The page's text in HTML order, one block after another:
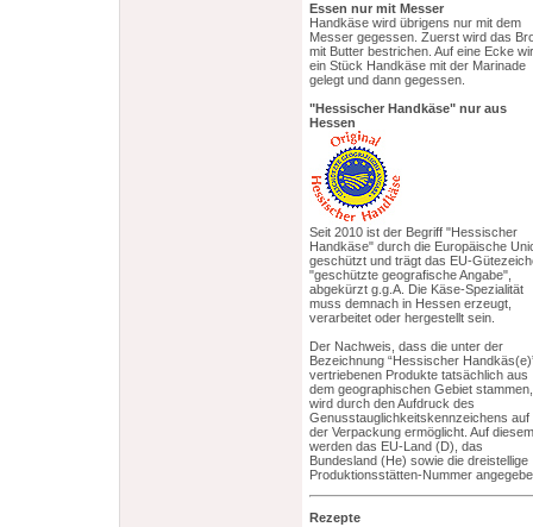
Essen nur mit Messer
Handkäse wird übrigens nur mit dem
Messer gegessen. Zuerst wird das
mit Butter bestrichen. Auf eine Ecke
ein Stück Handkäse mit der Marinade
gelegt und dann gegessen.
"Hessischer Handkäse" nur aus
Hessen
Seit 2010 ist der Begriff "Hessischer
Handkäse" durch die Europäische
geschützt und trägt das EU-
"geschützte geografische Angabe",
abgekürzt g.g.A. Die Käse-Spezialität
muss demnach in Hessen erzeugt,
verarbeitet oder hergestellt sein.
Der Nachweis, dass die unter der
Bezeichnung “Hessischer
vertriebenen Produkte tatsächlich aus
dem geographischen Gebiet stammen,
wird durch den Aufdruck des
Genusstauglichkeitskennzeichens auf
der Verpackung ermöglicht. Auf diesem
werden das EU-Land (D), das
Bundesland (He) sowie die dreistellige
Produktionsstätten-Nummer
Rezepte